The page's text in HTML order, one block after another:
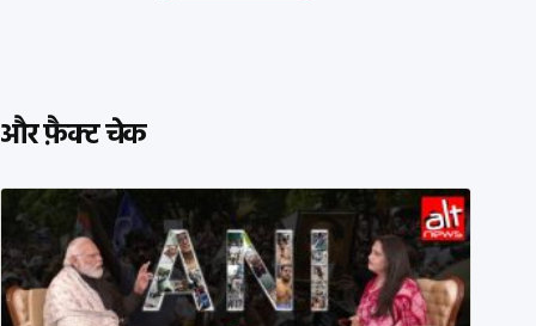
और फ़ैक्ट चेक